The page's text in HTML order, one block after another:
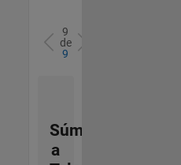
9
de
9
Súmese
a